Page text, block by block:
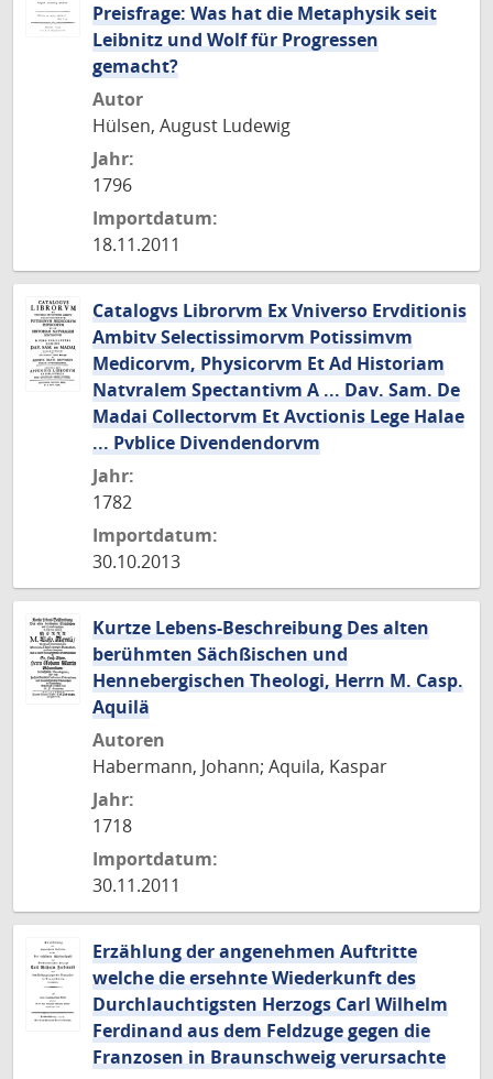
Preisfrage: Was hat die Metaphysik seit
Leibnitz und Wolf für Progressen
gemacht?
Autor
Hülsen, August Ludewig
Jahr:
1796
Importdatum:
18.11.2011
Catalogvs Librorvm Ex Vniverso Ervditionis
Ambitv Selectissimorvm Potissimvm
Medicorvm, Physicorvm Et Ad Historiam
Natvralem Spectantivm A ... Dav. Sam. De
Madai Collectorvm Et Avctionis Lege Halae
... Pvblice Divendendorvm
Jahr:
1782
Importdatum:
30.10.2013
Kurtze Lebens-Beschreibung Des alten
berühmten Sächßischen und
Hennebergischen Theologi, Herrn M. Casp.
Aquilä
Autoren
Habermann, Johann; Aquila, Kaspar
Jahr:
1718
Importdatum:
30.11.2011
Erzählung der angenehmen Auftritte
welche die ersehnte Wiederkunft des
Durchlauchtigsten Herzogs Carl Wilhelm
Ferdinand aus dem Feldzuge gegen die
Franzosen in Braunschweig verursachte